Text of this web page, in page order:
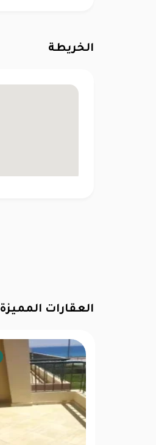
الخريطة
العقارات المميزة